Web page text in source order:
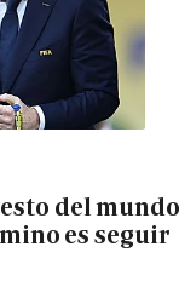
del mundo
es seguir